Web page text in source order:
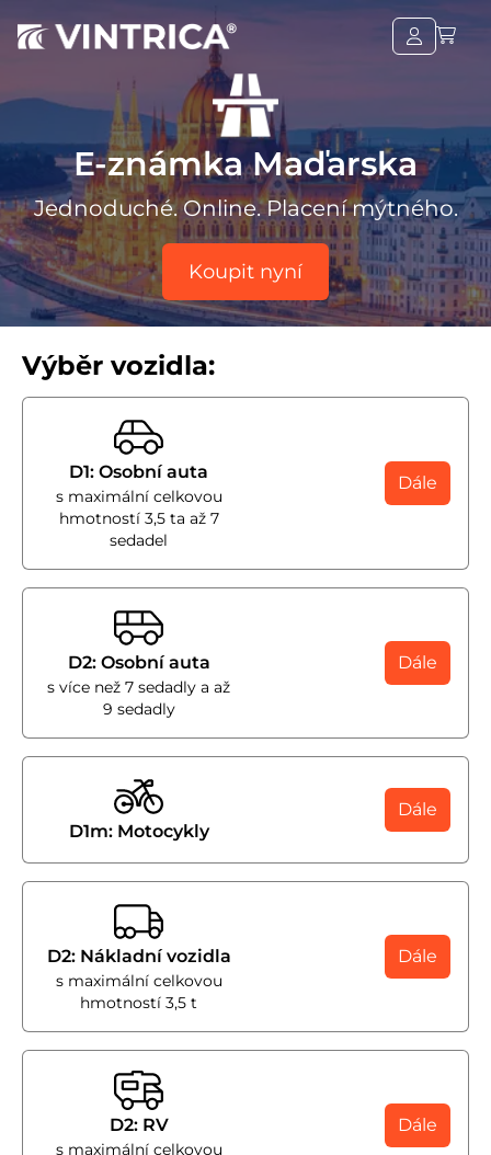
E-známka Maďarska
Jednoduché. Online. Placení mýtného.
Koupit nyní
Výběr vozidla:
D1: Osobní auta
s maximální celkovou
hmotností 3,5 ta až 7
sedadel
Dále
D2: Osobní auta
s více než 7 sedadly a až
9 sedadly
Dále
D1m: Motocykly
Dále
D2: Nákladní vozidla
s maximální celkovou
hmotností 3,5 t
Dále
D2: RV
s maximální celkovou
Dále